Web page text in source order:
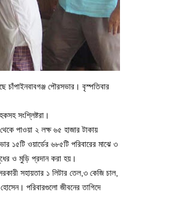
চাঁপাইনবাবগঞ্জ পৌরসভার। বৃস্পতিবার
সংশ্লিষ্টরা।
পাওয়া ২ লক্ষ ৬৫ হাজার টাকায়
ওয়ার্ডের ৬৮৫টি পরিবারের মাঝে ৩
ও মুড়ি প্রদান করা হয়।
সহায়তার ১ লিটার তেল,৩ কেজি চাল,
পরিবারগুলো জীবনের তাগিদে